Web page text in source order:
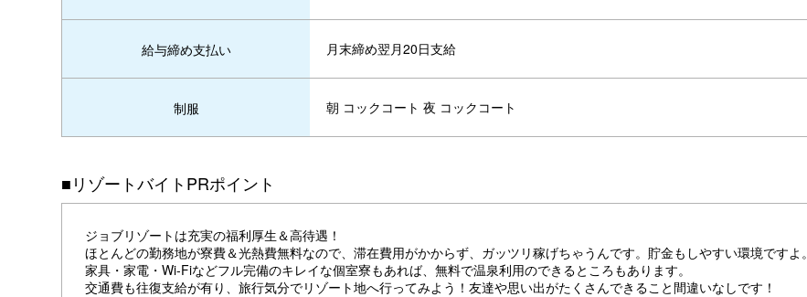
給与締め支払い 月末締め翌月20日支給
制服 朝 コックコート 夜 コックコート
■リゾートバイトPRポイント
ジョブリゾートは充実の福利厚生＆高待遇！
ほとんどの勤務地が寮費＆光熱費無料なので、滞在費用がかからず、ガッツリ稼げちゃうんです。貯金もしやすい環境ですよ。
家具・家電・Wi-Fiなどフル完備のキレイな個室寮もあれば、無料で温泉利用のできるところもあります。
交通費も往復支給が有り、旅行気分でリゾート地へ行ってみよう！友達や思い出がたくさんできること間違いなしです！